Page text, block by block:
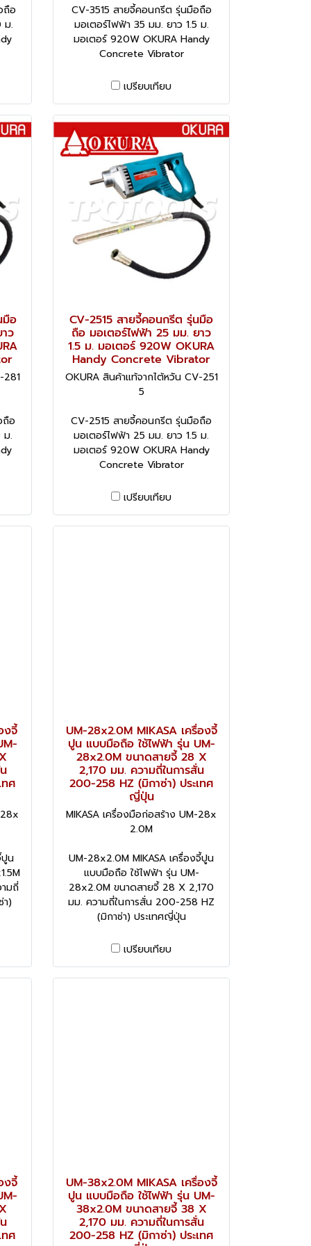
ถือ
ม.
CV-3515 สายจี้คอนกรีต รุ่นมือถือ
มอเตอร์ไฟฟ้า 35 มม. ยาว 1.5 ม.
มอเตอร์ 920W OKURA Handy
Concrete Vibrator
เปรียบเทียบ
มือ
ว
281
ถือ
ม.
CV-2515 สายจี้คอนกรีต รุ่นมือ
ถือ มอเตอร์ไฟฟ้า 25 มม. ยาว
1.5 ม. มอเตอร์ 920W OKURA
Handy Concrete Vibrator
OKURA สินค้าแท้จากไต้หวัน CV-251
5
CV-2515 สายจี้คอนกรีต รุ่นมือถือ
มอเตอร์ไฟฟ้า 25 มม. ยาว 1.5 ม.
มอเตอร์ 920W OKURA Handy
Concrete Vibrator
เปรียบเทียบ
งจี้
ศ
ปูน
มถี่
า)
UM-28x2.0M MIKASA เครื่องจี้
ปูน แบบมือถือ ใช้ไฟฟ้า รุ่น UM-
28x2.0M ขนาดสายจี้ 28 X
2,170 มม. ความถี่ในการสั่น
200-258 HZ (มิกาซ่า) ประเทศ
ญี่ปุ่น
MIKASA เครื่องมือก่อสร้าง UM-28x
2.0M
UM-28x2.0M MIKASA เครื่องจี้ปูน
แบบมือถือ ใช้ไฟฟ้า รุ่น UM-
28x2.0M ขนาดสายจี้ 28 X 2,170
มม. ความถี่ในการสั่น 200-258 HZ
(มิกาซ่า) ประเทศญี่ปุ่น
เปรียบเทียบ
งจี้
ศ
UM-38x2.0M MIKASA เครื่องจี้
ปูน แบบมือถือ ใช้ไฟฟ้า รุ่น UM-
38x2.0M ขนาดสายจี้ 38 X
2,170 มม. ความถี่ในการสั่น
200-258 HZ (มิกาซ่า) ประเทศ